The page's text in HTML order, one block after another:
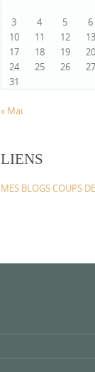
3
4 5 6
10
11 12 13
17
18 19 20
24
25 26 27
31
« Mai
LIENS
MES BLOGS COUPS